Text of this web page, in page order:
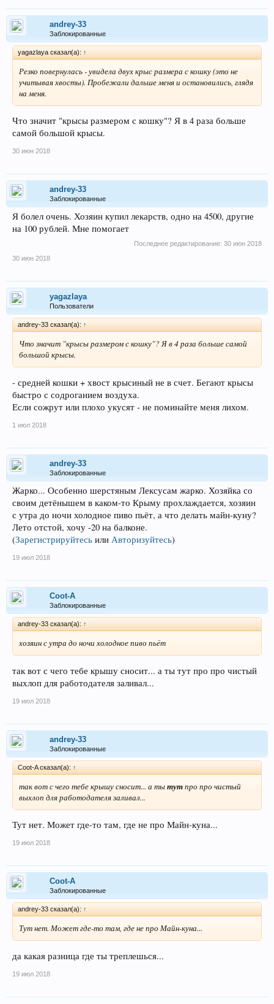
andrey-33
Заблокированные
yagazlaya сказал(а): ↑
Резко повернулась - увидела двух крыс размера с кошку (это не
учитывая хвосты). Пробежали дальше меня и остановились, глядя
на меня.
Что значит "крысы размером с кошку"? Я в 4 раза больше
самой большой крысы.
30 июн 2018
andrey-33
Заблокированные
Я болел очень. Хозяин купил лекарств, одно на 4500, другие
на 100 рублей. Мне помогает
Последнее редактирование: 30 июн 2018
30 июн 2018
yagazlaya
Пользователи
andrey-33 сказал(а): ↑
Что значит "крысы размером с кошку"? Я в 4 раза больше самой
большой крысы.
- средней кошки + хвост крысиный не в счет. Бегают крысы
быстро с содроганием воздуха.
Если сожрут или плохо укусят - не поминайте меня лихом.
1 июл 2018
andrey-33
Заблокированные
Жарко... Особенно шерстяным Лексусам жарко. Хозяйка со
своим детёнышем в каком-то Крыму прохлаждается, хозяин
с утра до ночи холодное пиво пьёт, а что делать майн-куну?
Лето отстой, хочу -20 на балконе.
(Зарегистрируйтесь или Авторизуйтесь)
19 июл 2018
Coot-A
Заблокированные
andrey-33 сказал(а): ↑
хозяин с утра до ночи холодное пиво пьёт
так вот с чего тебе крышу сносит... а ты тут про про чистый
выхлоп для работодателя заливал...
19 июл 2018
andrey-33
Заблокированные
Coot-A сказал(а): ↑
так вот с чего тебе крышу сносит... а тытутпро про чистый
выхлоп для работодателя заливал...
Тут нет. Может где-то там, где не про Майн-куна...
19 июл 2018
Coot-A
Заблокированные
andrey-33 сказал(а): ↑
Тут нет. Может где-то там, где не про Майн-куна...
да какая разница где ты треплешься...
19 июл 2018